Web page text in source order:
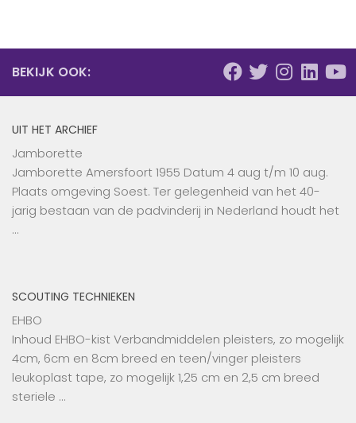
BEKIJK OOK:
UIT HET ARCHIEF
Jamborette
Jamborette Amersfoort 1955 Datum 4 aug t/m 10 aug.
Plaats omgeving Soest. Ter gelegenheid van het 40-
jarig bestaan van de padvinderij in Nederland houdt het
…
SCOUTING TECHNIEKEN
EHBO
Inhoud EHBO-kist Verbandmiddelen pleisters, zo mogelijk
4cm, 6cm en 8cm breed en teen/vinger pleisters
leukoplast tape, zo mogelijk 1,25 cm en 2,5 cm breed
steriele …